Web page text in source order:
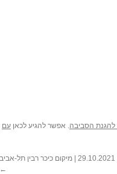
הסביבה. אפשר להגיע לכאן עם
←